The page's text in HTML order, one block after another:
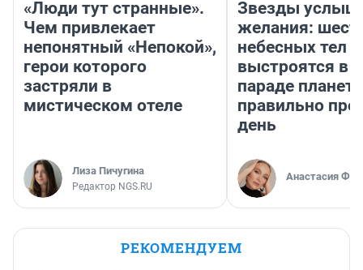
«Люди тут странные».
Чем привлекает
непонятный «Непокой»,
герои которого
застряли в
мистическом отеле
Лиза Пичугина
Редактор NGS.RU
Звезды
желания:
небесных тел
выстроятся в
параде планет
правильно
день
Анастасия
РЕКОМЕНДУЕМ